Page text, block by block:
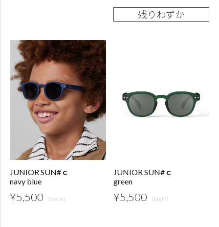
残りわずか
JUNIOR SUN#ｃ
navy blue
¥5,500
JUNIOR SUN#ｃ
green
¥5,500